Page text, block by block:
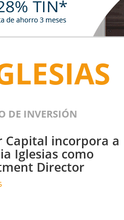
DE INVERSIÓN
Capital incorpora a
Iglesias como
Director